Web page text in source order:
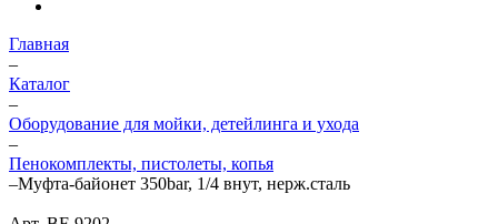
Главная
–
Каталог
–
Оборудование для мойки, детейлинга и ухода
–
Пенокомплекты, пистолеты, копья
–Муфта-байонет 350bar, 1/4 внут, нерж.сталь